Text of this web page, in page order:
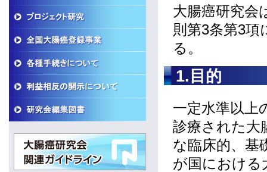
大腸癌研究会
則第3条第3項
る。
1.目的
一定水準以上
診療された大
な臨床的、基
が国における